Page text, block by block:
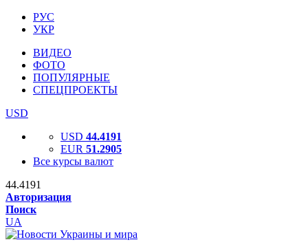
РУС
УКР
ВИДЕО
ФОТО
ПОПУЛЯРНЫЕ
СПЕЦПРОЕКТЫ
USD
USD 44.4191
EUR 51.2905
Все курсы валют
44.4191
Авторизация
Поиск
UA